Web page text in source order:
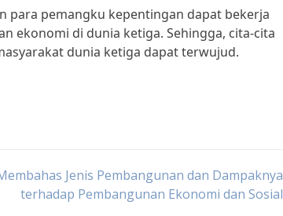
para pemangku kepentingan dapat bekerja
ekonomi di dunia ketiga. Sehingga, cita-cita
dunia ketiga dapat terwujud.
Jenis Pembangunan dan Dampaknya
terhadap Pembangunan Ekonomi dan Sosial